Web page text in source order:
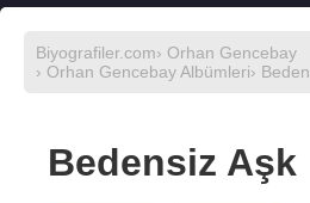
Biyografiler.com› Orhan Gencebay
› Orhan Gencebay Albümleri›
Bedensiz Aşk